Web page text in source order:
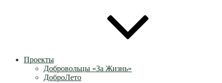
Проекты
Добровольцы «За Жизнь»
ДоброЛето